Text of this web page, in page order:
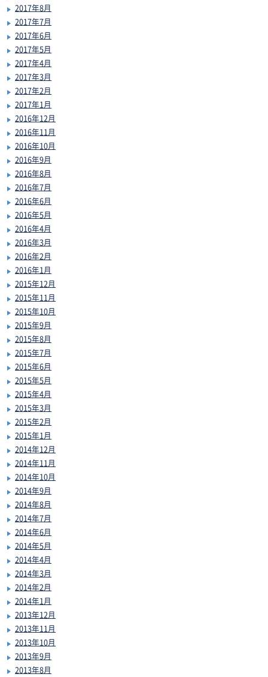
2017年8月
2017年7月
2017年6月
2017年5月
2017年4月
2017年3月
2017年2月
2017年1月
2016年12月
2016年11月
2016年10月
2016年9月
2016年8月
2016年7月
2016年6月
2016年5月
2016年4月
2016年3月
2016年2月
2016年1月
2015年12月
2015年11月
2015年10月
2015年9月
2015年8月
2015年7月
2015年6月
2015年5月
2015年4月
2015年3月
2015年2月
2015年1月
2014年12月
2014年11月
2014年10月
2014年9月
2014年8月
2014年7月
2014年6月
2014年5月
2014年4月
2014年3月
2014年2月
2014年1月
2013年12月
2013年11月
2013年10月
2013年9月
2013年8月